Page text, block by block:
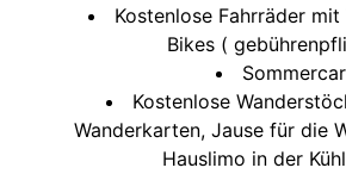
Kostenlose Fahrräder
Bikes (
Kostenlose
Wanderkarten, Jause für die
Hauslimo in der